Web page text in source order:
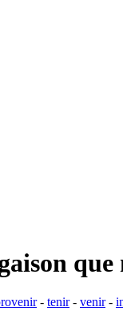
que
- tenir- venir-